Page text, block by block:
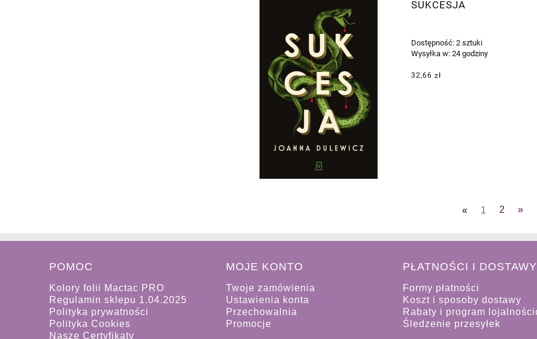
SUKCESJA
Dostępność: 2 sztuki
Wysyłka w: 24 godziny
32,66 zł
« 1 2 »
POMOC
Kolory folii Mactac PRO
Regulamin sklepu 1.04.2025
Polityka prywatności
Polityka Cookies
Nasze Certyfikaty
MOJE KONTO
Twoje zamówienia
Ustawienia konta
Przechowalnia
Promocje
PŁATNOŚCI I DOSTAWY
Formy płatności
Koszt i sposoby dostawy
Rabaty i program
Śledzenie przesyłek